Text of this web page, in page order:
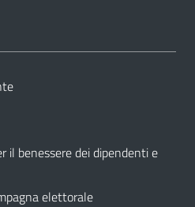
il benessere dei dipendenti e
elettorale